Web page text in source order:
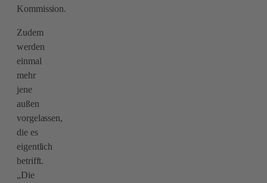
Kommission.
Zudem
werden
einmal
mehr
jene
außen
vorgelassen,
die es
eigentlich
betrifft.
„Die